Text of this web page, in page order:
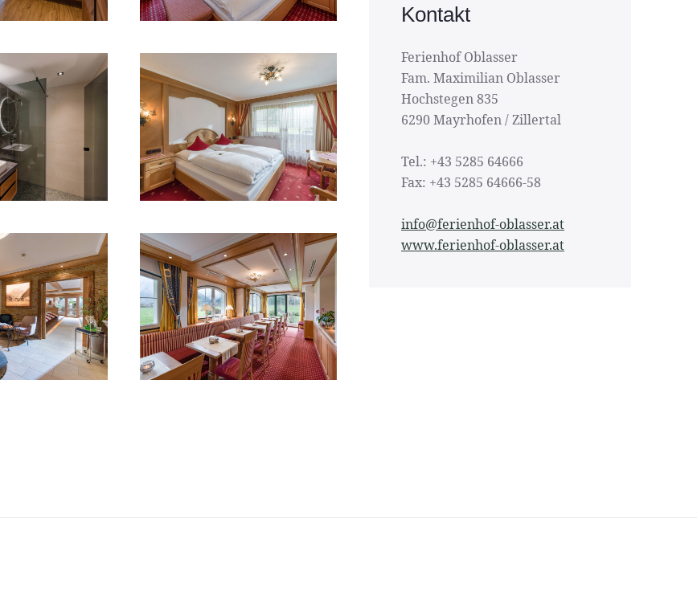
Kontakt
Ferienhof Oblasser
Fam. Maximilian Oblasser
Hochstegen 835
6290 Mayrhofen / Zillertal
Tel.: +43 5285 64666
Fax: +43 5285 64666-58
info@ferienhof-oblasser.at
www.ferienhof-oblasser.at